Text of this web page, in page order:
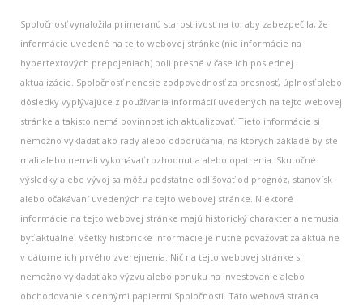
Spoločnosť vynaložila primeranú starostlivosť na to, aby zabezpečila, že
informácie uvedené na tejto webovej stránke (nie informácie na
hypertextových prepojeniach) boli presné v čase ich poslednej
aktualizácie. Spoločnosť nenesie zodpovednosť za presnosť, úplnosť alebo
dôsledky vyplývajúce z používania informácií uvedených na tejto webovej
stránke a takisto nemá povinnosť ich aktualizovať. Tieto informácie si
nemožno vykladať ako rady alebo odporúčania, na ktorých základe by ste
mali alebo nemali vykonávať rozhodnutia alebo opatrenia. Skutočné
výsledky alebo vývoj sa môžu podstatne odlišovať od prognóz, stanovísk
alebo očakávaní uvedených na tejto webovej stránke. Niektoré
informácie na tejto webovej stránke majú historický charakter a nemusia
byť aktuálne. Všetky historické informácie je nutné považovať za aktuálne
v dátume ich prvého zverejnenia. Nič na tejto webovej stránke si
nemožno vykladať ako výzvu alebo ponuku na investovanie alebo
obchodovanie s cennými papiermi Spoločnosti. Táto webová stránka